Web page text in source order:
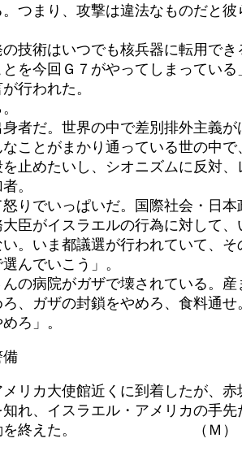
つまり、攻撃は違法なものだと
技術はいつでも核兵器に転用で
を今回Ｇ７がやってしまっている
行われた。
者だ。世界の中で差別排外主義
ことがまかり通っている世の中
止めたいし、シオニズムに反対
。
りでいっぱいだ。国際社会・日
臣がイスラエルの行為に対して
。いま都議選が行われていて、
んでいこう」。
の病院がガザで壊されている。
、ガザの封鎖をやめろ、食料通
ろ」。
備
リカ大使館近くに到着したが、
れ、イスラエル・アメリカの手
行動を終えた。 （Ｍ）